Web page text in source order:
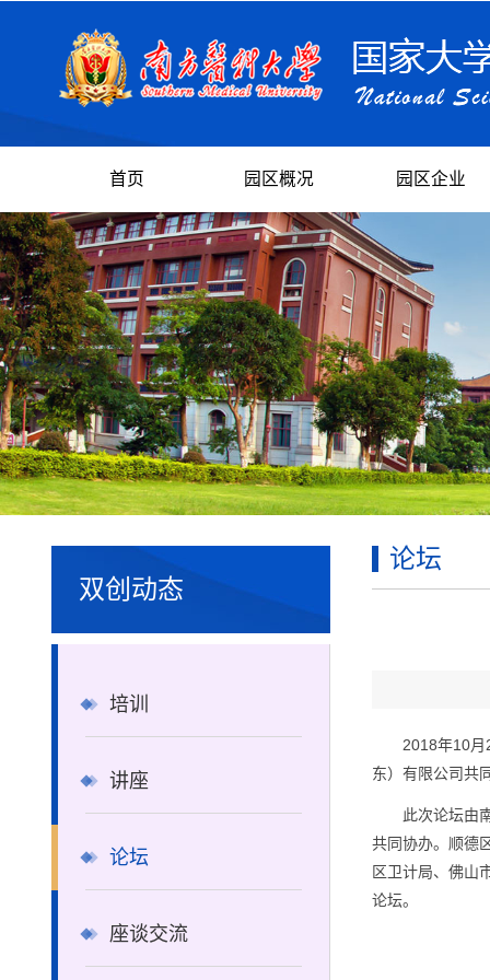
首页 园区概况 园区企业
双创动态
培训
讲座
论坛
座谈交流
论坛
2018年10月
东）有限公司共
此次论坛由
共同协办。顺德
区卫计局、佛山
论坛。